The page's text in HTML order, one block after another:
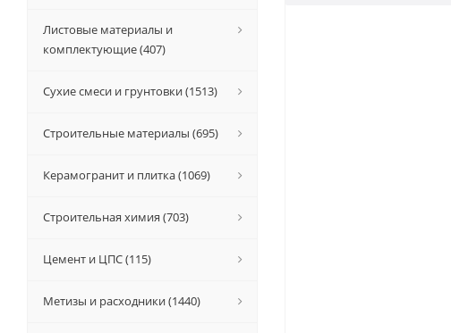
Листовые материалы и
комплектующие (407)
Сухие смеси и грунтовки (1513)
Строительные материалы (695)
Керамогранит и плитка (1069)
Строительная химия (703)
Цемент и ЦПС (115)
Метизы и расходники (1440)